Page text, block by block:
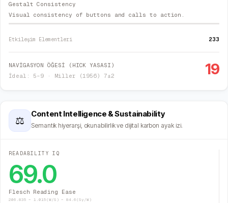
Gestalt Consistency
Visual consistency of buttons and calls to action.
Etkileşim Elementleri 233
NAVİGASYON ÖĞESİ (HICK YASASI)
İdeal: 5–9 · Miller (1956) 7±2
19
⚖
Content Intelligence & Sustainability
Semantik hiyerarşi, okunabilirlik ve dijital karbon ayak izi.
READABILITY IQ
69.0
Flesch Reading Ease
206.835 − 1.015(W/S) − 84.6(Sy/W)